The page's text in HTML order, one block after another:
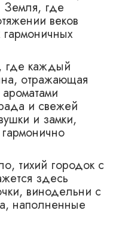
Земля, где
веков
где каждый
отражающая
и свежей
и замки,
тихий городок с
здесь
винодельни с
наполненные